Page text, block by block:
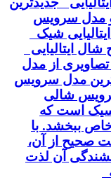
مدل سرویس
شیک
ایتالیایی
از مدل
مدل سرویس
شالی
است که
ببخشد. با
صحیح از آن،
آن لذت